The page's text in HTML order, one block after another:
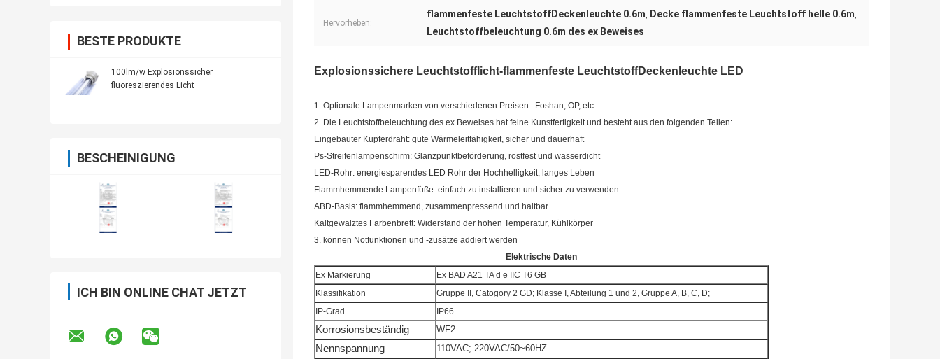
BESTE PRODUKTE
100lm/w Explosionssicher
fluoreszierendes Licht
BESCHEINIGUNG
ICH BIN ONLINE CHAT JETZT
Hervorheben:
flammenfeste LeuchtstoffDeckenleuchte 0.6m, Decke flammenfeste Leuchtstoff helle 0.6m,
Leuchtstoffbeleuchtung 0.6m des ex Beweises
Explosionssichere Leuchtstofflicht-flammenfeste LeuchtstoffDeckenleuchte LED
1. Optionale Lampenmarken von verschiedenen Preisen: Foshan, OP, etc.
2. Die Leuchtstoffbeleuchtung des ex Beweises hat feine Kunstfertigkeit und besteht aus den folgenden Teilen:
Eingebauter Kupferdraht: gute Wärmeleitfähigkeit, sicher und dauerhaft
Ps-Streifenlampenschirm: Glanzpunktbeförderung, rostfest und wasserdicht
LED-Rohr: energiesparendes LED Rohr der Hochhelligkeit, langes Leben
Flammhemmende Lampenfüße: einfach zu installieren und sicher zu verwenden
ABD-Basis: flammhemmend, zusammenpressend und haltbar
Kaltgewalztes Farbenbrett: Widerstand der hohen Temperatur, Kühlkörper
3. können Notfunktionen und -zusätze addiert werden
Elektrische Daten
Ex Markierung
Ex BAD A21 TA d e IIC T6 GB
Klassifikation
Gruppe II, Catogory 2 GD; Klasse I, Abteilung 1 und 2, Gruppe A, B, C, D;
IP-Grad
IP66
Korrosionsbeständig WF2
Nennspannung 110VAC; 220VAC/50~60HZ